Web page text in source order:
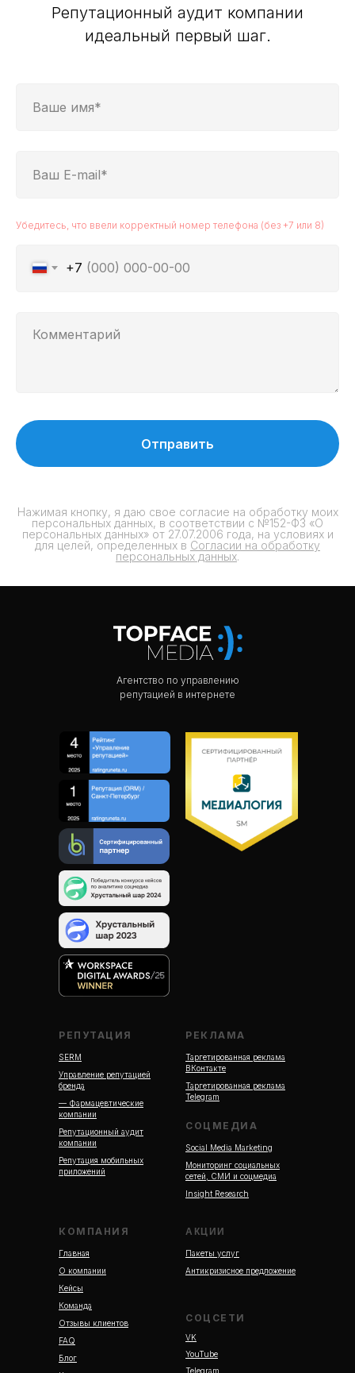
Репутационный аудит компании
идеальный первый шаг.
Убедитесь, что ввели корректный номер телефона (без +7 или 8)
+7
Отправить
Нажимая кнопку, я даю свое согласие на обработку моих
персональных данных, в соответствии с №152-ФЗ «О
персональных данных» от 27.07.2006 года, на условиях и
для целей, определенных в Согласии на обработку
персональных данных.
КОМПАНИЯ
Главная
О компании
Кейсы
Команда
Отзывы клиентов
FAQ
Блог
СОЦСЕТИ
VK
YouTube
Telegram
РЕКЛАМА
РЕПУТАЦИЯ
Таргетированная реклама
Telegram
Таргетированная реклама
ВКонтакте
СОЦМЕДИА
Управление репутацией
бренда
SERM
— Фармацевтические
компании
Репутационный аудит
компании
Репутация мобильных
приложений
Агентство по управлению
репутацией в интернете
АКЦИИ
Мониторинг социальных
сетей, СМИ и соцмедиа
Social Media Marketing
Insight Research
Пакеты услуг
Антикризисное предложение